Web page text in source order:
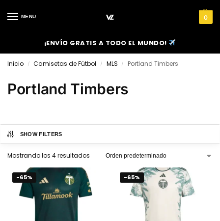
MENU 0
¡ENVÍO GRATIS A TODO EL MUNDO!
Inicio / Camisetas de Fútbol / MLS / Portland Timbers
Portland Timbers
SHOW FILTERS
Mostrando los 4 resultados
-65% -65%